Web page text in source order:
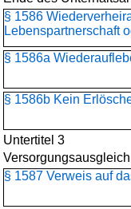
§ 1586
Lebenspartnerschaft
§ 1586a
§ 1586b Kein
Untertitel 3
Versorgungsausgleich
§ 1587 Verweis auf